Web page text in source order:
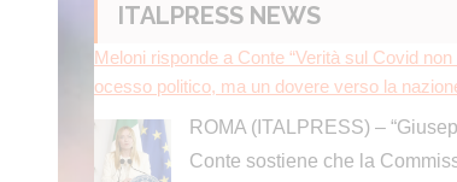
ITALPRESS NEWS
Meloni risponde a Conte “Verità sul Covid non
ocesso politico, ma un dovere verso la
ROMA (ITALPRESS) –
Conte sostiene che la